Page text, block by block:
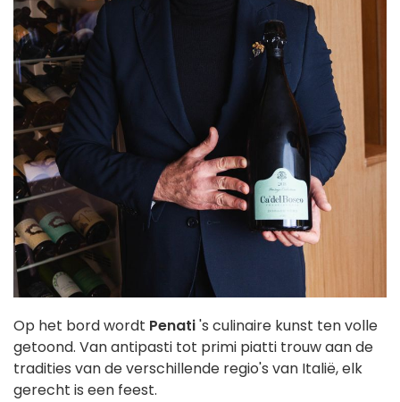
Op het bord wordt Penati's culinaire kunst ten volle
getoond. Van antipasti tot primi piatti trouw aan de
tradities van de verschillende regio's van Italië, elk
gerecht is een feest.